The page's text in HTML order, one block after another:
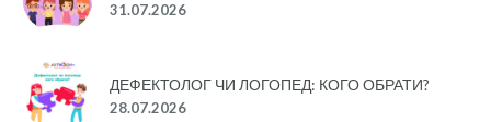
31.07.2026
ДЕФЕКТОЛОГ ЧИ ЛОГОПЕД: КОГО ОБРАТИ?
28.07.2026